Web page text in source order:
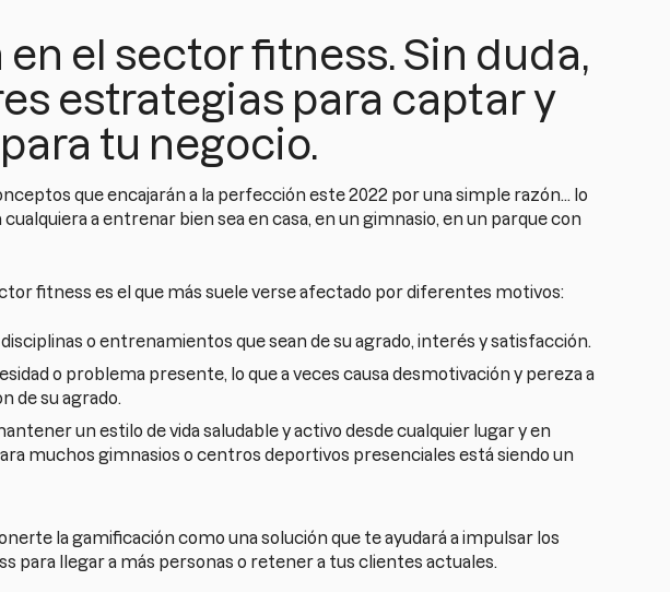
el sector fitness. Sin duda,
estrategias para captar y
tu negocio.
que encajarán a la perfección este 2022 por una simple razón... lo
a entrenar bien sea en casa, en un gimnasio, en un parque con
fitness es el que más suele verse afectado por diferentes motivos:
o entrenamientos que sean de su agrado, interés y satisfacción.
o problema presente, lo que a veces causa desmotivación y pereza a
de su agrado.
un estilo de vida saludable y activo desde cualquier lugar y en
muchos gimnasios o centros deportivos presenciales está siendo un
la gamificación como una solución que te ayudará a impulsar los
para llegar a más personas o retener a tus clientes actuales.